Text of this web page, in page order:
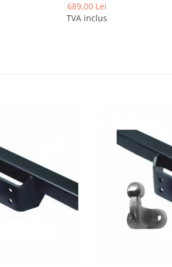
689,00 Lei
TVA inclus